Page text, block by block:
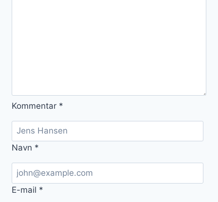
Kommentar *
Navn *
E-mail *